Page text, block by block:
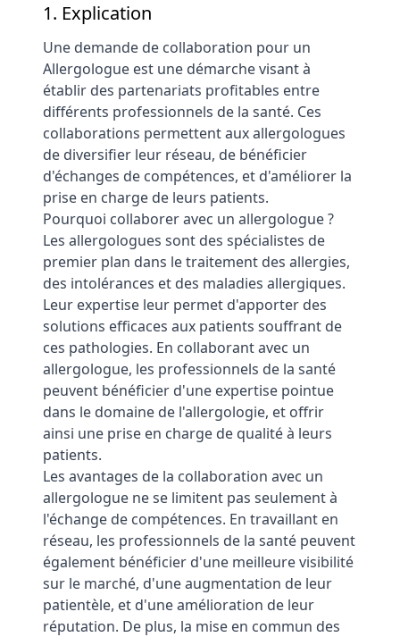
1. Explication
Une demande de collaboration pour un
Allergologue est une démarche visant à
établir des partenariats profitables entre
différents professionnels de la santé. Ces
collaborations permettent aux allergologues
de diversifier leur réseau, de bénéficier
d'échanges de compétences, et d'améliorer la
prise en charge de leurs patients.
Pourquoi collaborer avec un allergologue ?
Les allergologues sont des spécialistes de
premier plan dans le traitement des allergies,
des intolérances et des maladies allergiques.
Leur expertise leur permet d'apporter des
solutions efficaces aux patients souffrant de
ces pathologies. En collaborant avec un
allergologue, les professionnels de la santé
peuvent bénéficier d'une expertise pointue
dans le domaine de l'allergologie, et offrir
ainsi une prise en charge de qualité à leurs
patients.
Les avantages de la collaboration avec un
allergologue ne se limitent pas seulement à
l'échange de compétences. En travaillant en
réseau, les professionnels de la santé peuvent
également bénéficier d'une meilleure visibilité
sur le marché, d'une augmentation de leur
patientèle, et d'une amélioration de leur
réputation. De plus, la mise en commun des